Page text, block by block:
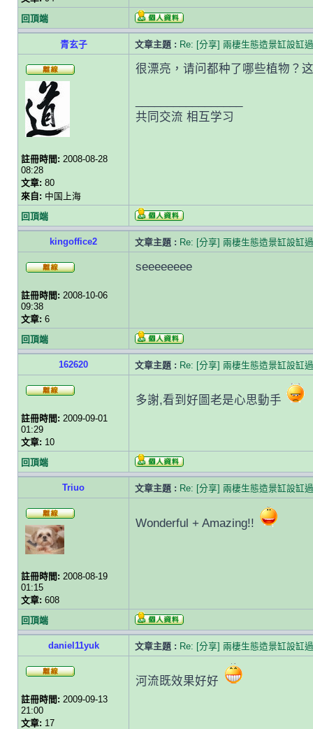
回頂端
青玄子 文章主題 : Re: [分享] 兩棲生態造景缸設缸
註冊時間: 2008-08-28
08:28
文章: 80
來自: 中国上海
很漂亮，请问都种了哪些植物？
共同交流 相互学习
回頂端
kingoffice2 文章主題 : Re: [分享] 兩棲生態造景缸設缸
註冊時間: 2008-10-06
09:38
文章: 6
seeeeeeee
回頂端
162620 文章主題 : Re: [分享] 兩棲生態造景缸設缸
註冊時間: 2009-09-01
01:29
文章: 10
多謝,看到好圖老是心思動手
回頂端
Triuo 文章主題 : Re: [分享] 兩棲生態造景缸設缸
註冊時間: 2008-08-19
01:15
文章: 608
Wonderful + Amazing!!
回頂端
daniel11yuk 文章主題 : Re: [分享] 兩棲生態造景缸設缸
註冊時間: 2009-09-13
21:00
文章: 17
河流既效果好好